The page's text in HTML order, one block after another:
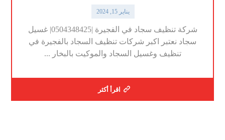
يناير 15, 2024
شركة تنظيف سجاد في الفجيرة |0504348425| غسيل
سجاد نعتبر اكبر شركات تنظيف السجاد بالفجيرة في
تنظيف وغسيل السجاد والموكيت بالبخار ...
اقرأ أكثر